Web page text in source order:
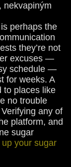
nekvapiným
is perhaps the
they’re not
excuses —
schedule —
for weeks. A
to places like
no trouble
any of
platform, and
sugar
up your sugar